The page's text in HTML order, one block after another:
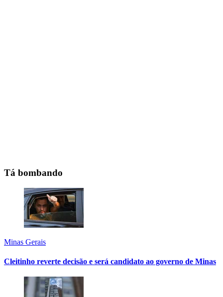
Tá bombando
Minas Gerais
Cleitinho reverte decisão e será candidato ao governo de Minas